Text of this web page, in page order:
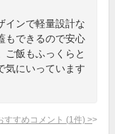
インで軽量設計な
もできるので安心
ご飯もふっくらと
気にいっています
すすめコメント (1 件) >